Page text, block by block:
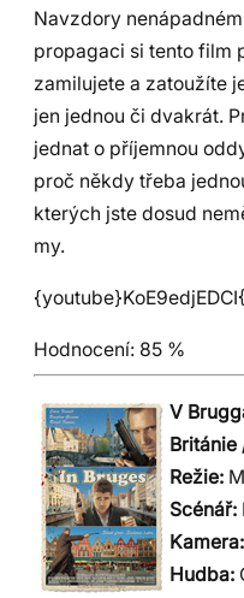
Navzdory
propagaci si tento film
zamilujete a zatoužíte
jen jednou či dvakrát.
jednat o příjemnou
proč někdy třeba
kterých jste dosud
my.
Hodnocení: 85 %
V
Režie:
Scénář:
Kamera:
Hudba: